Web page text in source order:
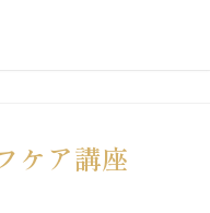
ケア講座